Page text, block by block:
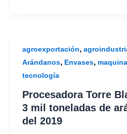
agroexportación,
Arándanos, Envases,
tecnología
Procesadora Torre
3 mil toneladas de
del 2019